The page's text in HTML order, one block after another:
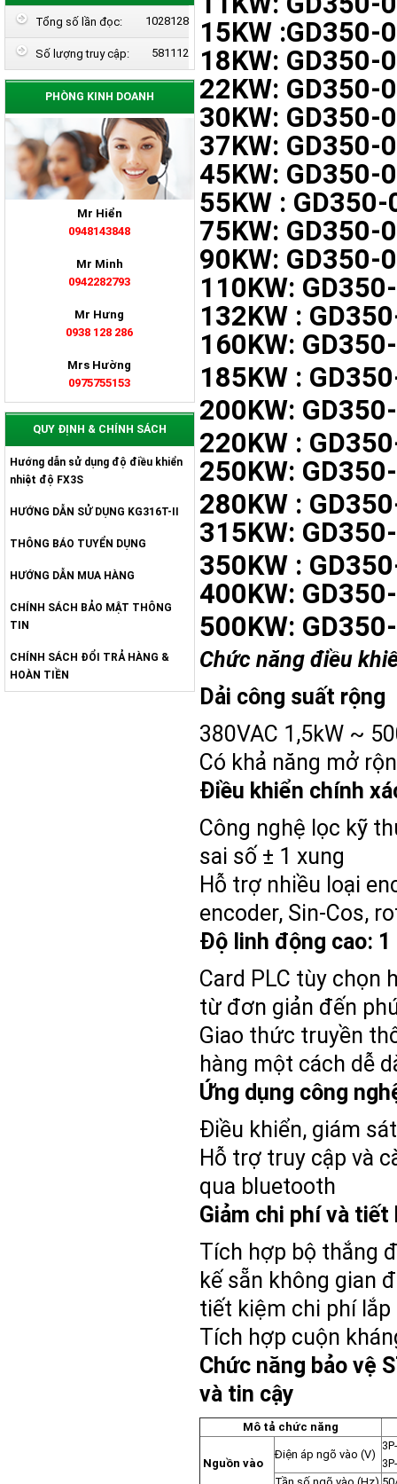
15KW :GD350-
18KW: GD350-
22KW: GD350-
30KW: GD350-
37KW: GD350-
45KW: GD350-
55KW :
75KW: GD350-
90KW: GD350-
110KW:
132KW :
160KW:
185KW :
200KW:
220KW :
250KW:
280KW :
315KW:
350KW :
400KW:
500KW:
Chức năng điều
Dải công suất rộng
380VAC 1,5kW ~
Có khả năng mở
Điều khiển chính
Công nghệ lọc kỹ
sai số ± 1 xung
Hỗ trợ nhiều loại
encoder, Sin-Cos,
Độ linh động cao:
Card PLC tùy chọn
từ đơn giản đến
Giao thức truyền
hàng một cách dễ
Ứng dụng công
Điều khiển, giám
Hỗ trợ truy cập và
qua bluetooth
Giảm chi phı́ và
Tích hợp bộ thắng
kế sẵn không gian
tiết kiệm chi phí
Tı́ch hợp cuộn
Chức năng bảo vệ
và tin cậy
Mô tả chức năng
Nguồn vào
Điện áp ngõ vào (V)
1028128
Tổng số lần đọc:
581112
Số lượng truy cập:
PHÒNG KINH DOANH
Mr Hiển
0948143848
Mr Minh
0942282793
Mr Hưng
0938 128 286
Mrs Hường
0975755153
QUY ĐỊNH & CHÍNH SÁCH
Hướng dẫn sử dụng độ điều khiển
nhiệt độ FX3S
HƯỚNG DẪN SỬ DỤNG KG316T-II
THÔNG BÁO TUYỂN DỤNG
HƯỚNG DẪN MUA HÀNG
CHÍNH SÁCH BẢO MẬT THÔNG
TIN
CHÍNH SÁCH ĐỔI TRẢ HÀNG &
HOÀN TIỀN